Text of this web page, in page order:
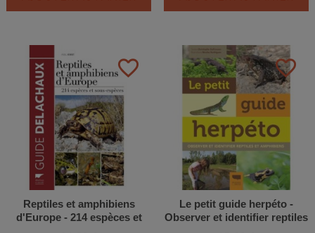
favorite_border
Reptiles et amphibiens
d'Europe - 214 espèces et
favorite_border
Le petit guide herpéto -
Observer et identifier reptiles